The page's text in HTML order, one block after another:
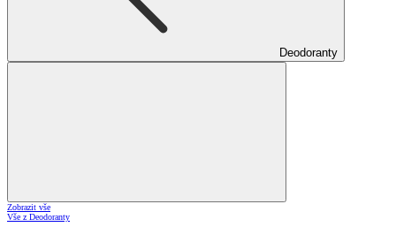
Deodoranty
Zobrazit vše
Vše z Deodoranty